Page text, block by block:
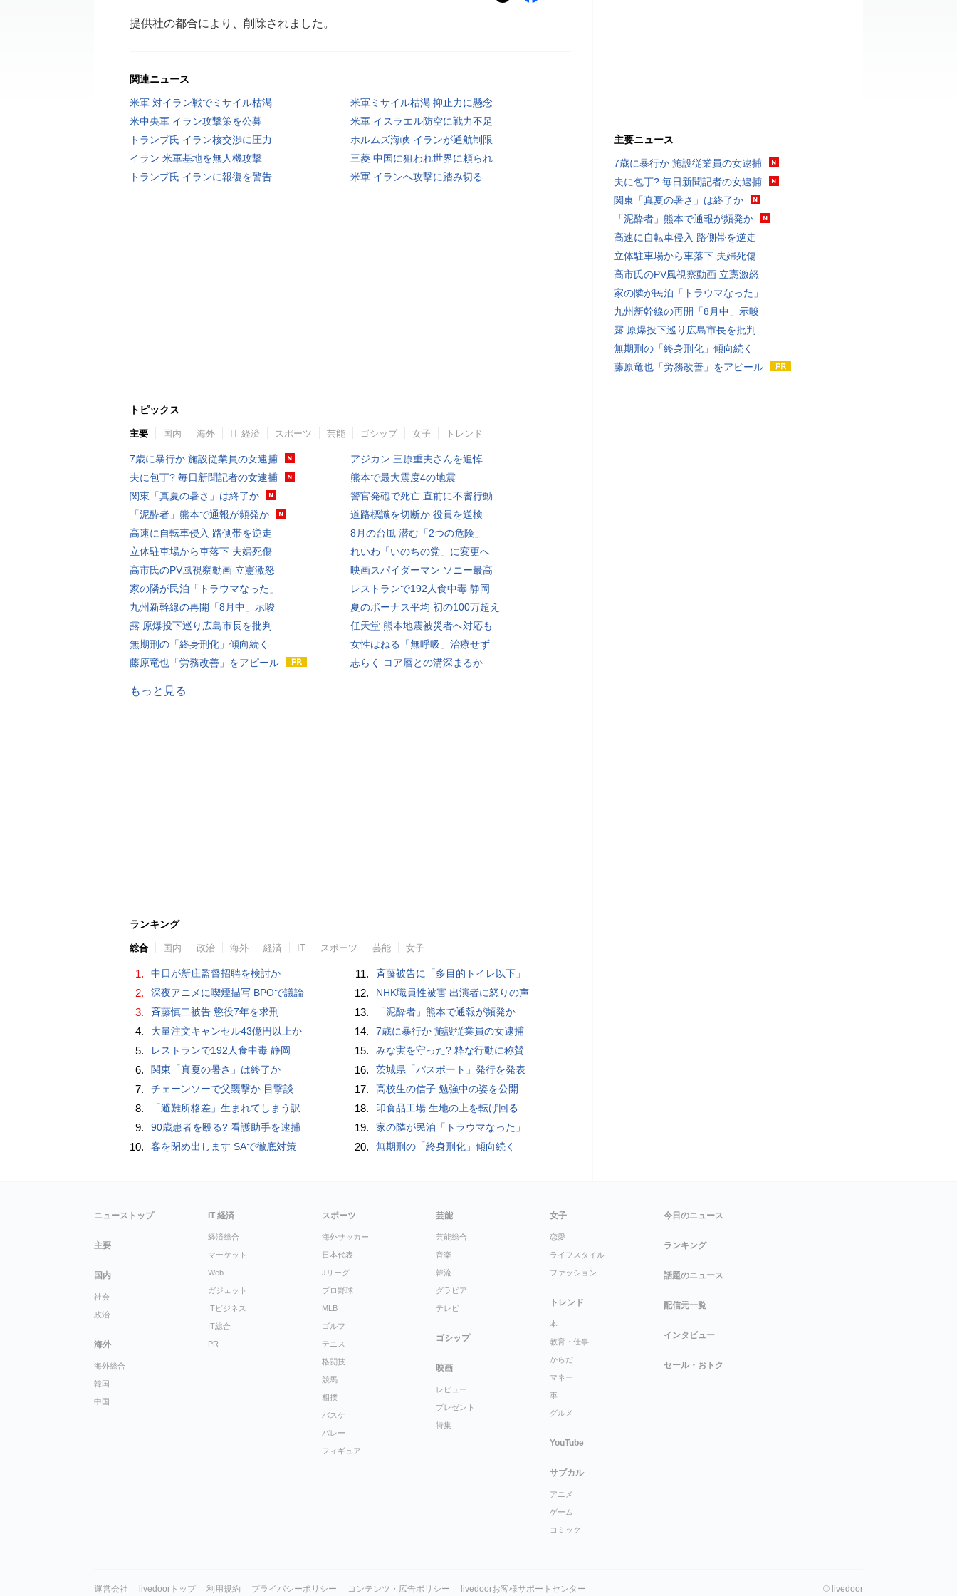
提供社の都合により、削除されました。
関連ニュース
米軍 対イラン戦でミサイル枯渇
米軍ミサイル枯渇 抑止力に懸念
米中央軍 イラン攻撃策を公募
米軍 イスラエル防空に戦力不足
トランプ氏 イラン核交渉に圧力
ホルムズ海峡 イランが通航制限
イラン 米軍基地を無人機攻撃
三菱 中国に狙われ世界に頼られ
トランプ氏 イランに報復を警告
米軍 イランへ攻撃に踏み切る
トピックス
主要 国内 海外 IT 経済 スポーツ 芸能 ゴシップ 女子 トレンド
7歳に暴行か 施設従業員の女逮捕
夫に包丁? 毎日新聞記者の女逮捕
関東「真夏の暑さ」は終了か
「泥酔者」熊本で通報が頻発か
高速に自転車侵入 路側帯を逆走
立体駐車場から車落下 夫婦死傷
高市氏のPV風視察動画 立憲激怒
家の隣が民泊「トラウマなった」
九州新幹線の再開「8月中」示唆
露 原爆投下巡り広島市長を批判
無期刑の「終身刑化」傾向続く
藤原竜也「労務改善」をアピール
アジカン 三原重夫さんを追悼
熊本で最大震度4の地震
警官発砲で死亡 直前に不審行動
道路標識を切断か 役員を送検
8月の台風 潜む「2つの危険」
れいわ「いのちの党」に変更へ
映画スパイダーマン ソニー最高
レストランで192人食中毒 静岡
夏のボーナス平均 初の100万超え
任天堂 熊本地震被災者へ対応も
女性はねる「無呼吸」治療せず
志らく コア層との溝深まるか
もっと見る
ランキング
総合 国内 政治 海外 経済 IT スポーツ 芸能 女子
1. 中日が新庄監督招聘を検討か
2. 深夜アニメに喫煙描写 BPOで議論
3. 斉藤慎二被告 懲役7年を求刑
4. 大量注文キャンセル43億円以上か
5. レストランで192人食中毒 静岡
6. 関東「真夏の暑さ」は終了か
7. チェーンソーで父襲撃か 目撃談
8. 「避難所格差」生まれてしまう訳
9. 90歳患者を殴る? 看護助手を逮捕
10. 客を閉め出します SAで徹底対策
11. 斉藤被告に「多目的トイレ以下」
12. NHK職員性被害 出演者に怒りの声
13. 「泥酔者」熊本で通報が頻発か
14. 7歳に暴行か 施設従業員の女逮捕
15. みな実を守った? 粋な行動に称賛
16. 茨城県「パスポート」発行を発表
17. 高校生の信子 勉強中の姿を公開
18. 印食品工場 生地の上を転げ回る
19. 家の隣が民泊「トラウマなった」
20. 無期刑の「終身刑化」傾向続く
主要ニュース
7歳に暴行か 施設従業員の女逮捕
夫に包丁? 毎日新聞記者の女逮捕
関東「真夏の暑さ」は終了か
「泥酔者」熊本で通報が頻発か
高速に自転車侵入 路側帯を逆走
立体駐車場から車落下 夫婦死傷
高市氏のPV風視察動画 立憲激怒
家の隣が民泊「トラウマなった」
九州新幹線の再開「8月中」示唆
露 原爆投下巡り広島市長を批判
無期刑の「終身刑化」傾向続く
藤原竜也「労務改善」をアピール
ニューストップ
主要
国内
社会
政治
海外
海外総合
韓国
中国
IT 経済
経済総合
マーケット
Web
ガジェット
ITビジネス
IT総合
PR
スポーツ
海外サッカー
日本代表
Jリーグ
プロ野球
MLB
ゴルフ
テニス
格闘技
競馬
相撲
バスケ
バレー
フィギュア
芸能
芸能総合
音楽
韓流
グラビア
テレビ
ゴシップ
映画
レビュー
プレゼント
特集
女子
恋愛
ライフスタイル
ファッション
トレンド
本
教育・仕事
からだ
マネー
車
グルメ
YouTube
サブカル
アニメ
ゲーム
コミック
今日のニュース
ランキング
話題のニュース
配信元一覧
インタビュー
セール・おトク
運営会社 livedoorトップ 利用規約 プライバシーポリシー コンテンツ・広告ポリシー livedoorお客様サポートセンター © livedoor